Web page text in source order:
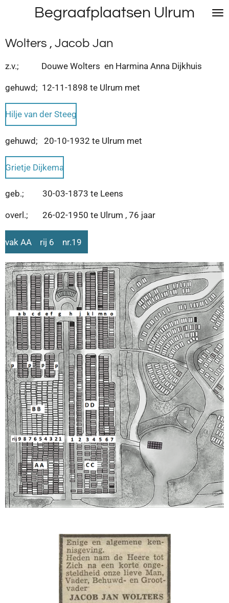
naar
de
hoofdinhoud
Begraafplaatsen Ulrum
Wolters , Jacob Jan
z.v.; Douwe Wolters en Harmina Anna Dijkhuis
gehuwd; 12-11-1898 te Ulrum met
Hilje van der Steeg
gehuwd; 20-10-1932 te Ulrum met
Grietje Dijkema
geb.; 30-03-1873 te Leens
overl.; 26-02-1950 te Ulrum , 76 jaar
vak AA rij 6 nr.19